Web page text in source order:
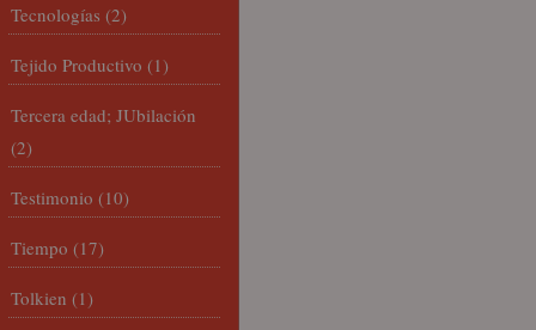
Tecnologías (2)
Tejido Productivo (1)
Tercera edad; JUbilación
(2)
Testimonio (10)
Tiempo (17)
Tolkien (1)